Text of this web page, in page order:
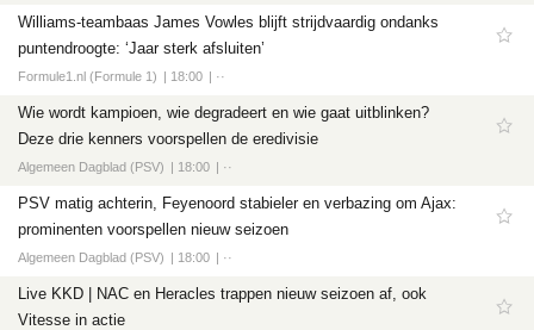
Williams-teambaas James Vowles blijft strijdvaardig ondanks
puntendroogte: ‘Jaar sterk afsluiten’
Formule1.nl (Formule 1) 18:00 ··
Wie wordt kampioen, wie degradeert en wie gaat uitblinken?
Deze drie kenners voorspellen de eredivisie
Algemeen Dagblad (PSV) 18:00 ··
PSV matig achterin, Feyenoord stabieler en verbazing om Ajax:
prominenten voorspellen nieuw seizoen
Algemeen Dagblad (PSV) 18:00 ··
Live KKD | NAC en Heracles trappen nieuw seizoen af, ook
Vitesse in actie